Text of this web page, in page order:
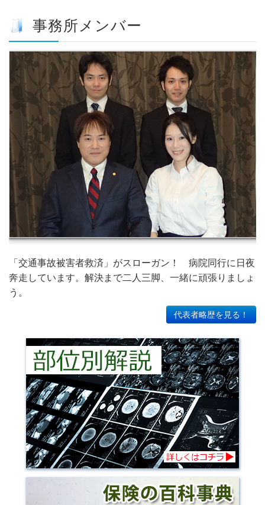
事務所メンバー
「交通事故被害者救済」がスローガン！ 病院同行に日夜
奔走しています。解決まで二人三脚、一緒に頑張りましょ
う。
代表者略歴を見る！